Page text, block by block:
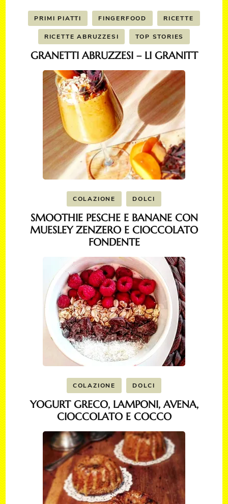
PRIMI PIATTI FINGERFOOD RICETTE
RICETTE ABRUZZESI TOP STORIES
GRANETTI ABRUZZESI – LI GRANITT
COLAZIONE DOLCI
SMOOTHIE PESCHE E BANANE CON
MUESLEY ZENZERO E CIOCCOLATO
FONDENTE
COLAZIONE DOLCI
YOGURT GRECO, LAMPONI, AVENA,
CIOCCOLATO E COCCO